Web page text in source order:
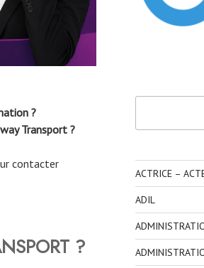
?
Transport ?
contacter
?
ACTRICE –
ADIL